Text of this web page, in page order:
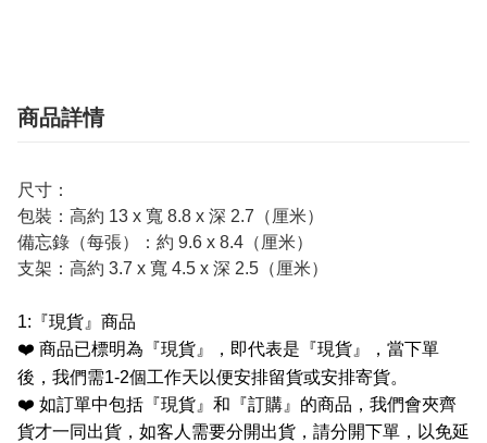
商品詳情
尺寸：
包裝：高約 13 x 寬 8.8 x 深 2.7（厘米）
備忘錄（每張）：約 9.6 x 8.4（厘米）
支架：高約 3.7 x 寬 4.5 x 深 2.5（厘米）
1: 『現貨』商品
❤️ 商品已標明為『現貨』，即代表是『現貨』，當下單
後，我們需1-2個工作天以便安排留貨或安排寄貨。
❤️ 如訂單中包括『現貨』和『訂購』的商品，我們會夾齊
貨才一同出貨，如客人需要分開出貨，請分開下單，以免延